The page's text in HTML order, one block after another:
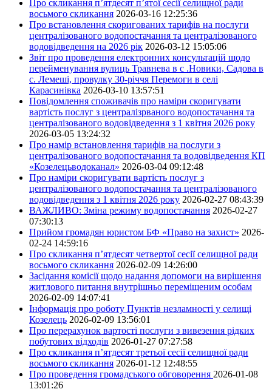
Про скликання п’ятдесят п’ятої сесії селищної ради
восьмого скликання 2026-03-16 12:25:36
Про встановлення скоригованих тарифів на послуги
централізованого водопостачання та централізованого
водовідведення на 2026 рік 2026-03-12 15:05:06
Звіт про проведення електронних консультацій щодо
перейменування вулиць Травнева в с .Новики, Садова в
с. Лемеші, провулку 30-річчя Перемоги в селі
Карасинівка 2026-03-10 13:57:51
Повідомлення споживачів про наміри скоригувати
вартість послуг з централізрваного водопостачання та
централізованого водовідведення з 1 квітня 2026 року
2026-03-05 13:24:32
Про намір встановлення тарифів на послуги з
централізованого водопостачання та водовідведення КП
«Козелецьводоканал» 2026-03-04 09:12:48
Про наміри скоригувати вартість послуг з
централізованого водопостачання та централізованого
водовідведення з 1 квітня 2026 року 2026-02-27 08:43:39
ВАЖЛИВО: Зміна режиму водопостачання 2026-02-27
07:30:13
Прийом громадян юристом БФ «Право на захист» 2026-
02-24 14:59:16
Про скликання п’ятдесят четвертої сесії селищної ради
восьмого скликання 2026-02-09 14:26:00
Засідання комісії щодо надання допомоги на вирішення
житлового питання внутрішньо переміщеним особам
2026-02-09 14:07:41
Інформація про роботу Пунктів незламності у селищі
Козелець 2026-02-09 13:56:01
Про перерахунок вартості послуги з вивезення рідких
побутових відходів 2026-01-27 07:27:58
Про скликання п’ятдесят третьої сесії селищної ради
восьмого скликання 2026-01-12 12:48:55
Про проведення громадського обговорення 2026-01-08
13:01:26